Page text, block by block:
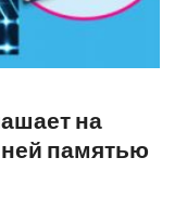
на
памятью